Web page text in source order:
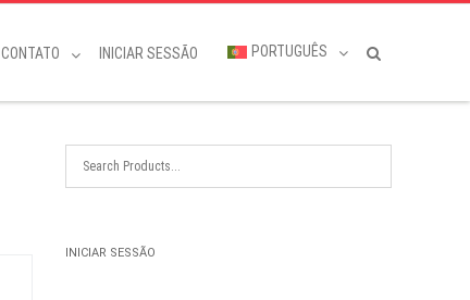
CONTATO INICIAR SESSÃO PORTUGUÊS
INICIAR SESSÃO